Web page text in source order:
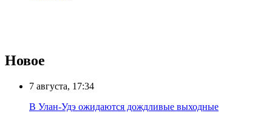
Новое
7 августа, 17:34
В Улан-Удэ ожидаются дождливые выходные